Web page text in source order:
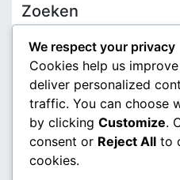
Zoeken
Recente berichten
Elden Ring PlayStation
Overdrachtmethoden,
We respect your privacy
Cookies help us
deliver personalized
traffic. You can choose
by clicking Customize.
consent or Reject All to
cookies.